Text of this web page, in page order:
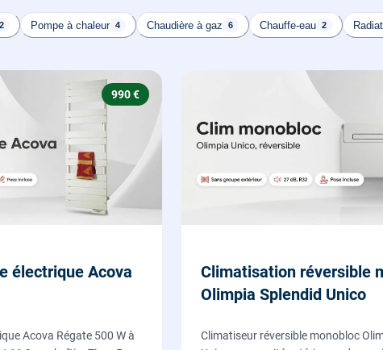
2 Pompe à chaleur 4 Chaudière à gaz 6 Chauffe-eau 2
990 €
électrique Acova
Acova Régate 500 W à
Climatisation réversible
Olimpia Splendid Unico
Climatiseur réversible monobloc